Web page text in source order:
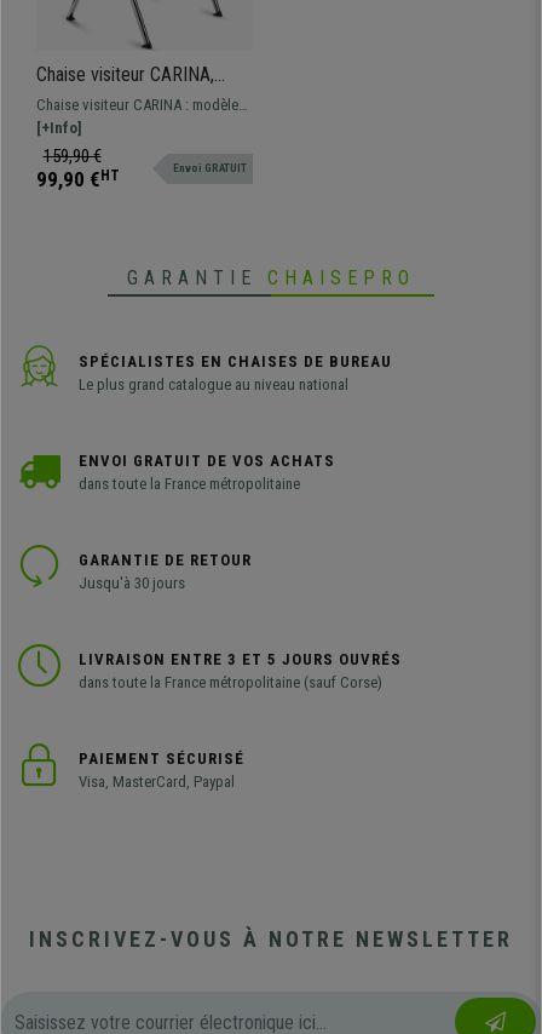
Chaise visiteur CARINA,
Empilable, Crochets
d’Attache, Piétement
Chromé, Blanc
Chaise visiteur CARINA : modèle
empilable avec système de
crochets d’attache. Design
moderne et grande qualité de
[+Info]
159,90 €
99,90 € HT Envoi GRATUIT
GARANTIE CHAISEPRO
SPÉCIALISTES EN CHAISES DE BUREAU
Le plus grand catalogue au niveau national
ENVOI GRATUIT DE VOS ACHATS
dans toute la France métropolitaine
GARANTIE DE RETOUR
Jusqu'à 30 jours
LIVRAISON ENTRE 3 ET 5 JOURS OUVRÉS
dans toute la France métropolitaine (sauf Corse)
PAIEMENT SÉCURISÉ
Visa, MasterCard, Paypal
INSCRIVEZ-VOUS À NOTRE NEWSLETTER